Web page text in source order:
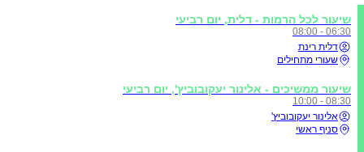
שיעור לכל הרמות - דלית, יום רביעי
06:30 - 08:00
דלית רינת
שעורי מתחילים
שיעור ממשיכים - אלינור יעקובוביץ', יום רביעי
08:30 - 10:00
אלינור יעקובוביץ'
סניף ראשי